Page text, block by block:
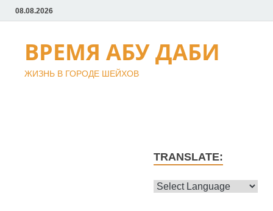
08.08.2026
ВРЕМЯ АБУ ДАБИ
ЖИЗНЬ В ГОРОДЕ ШЕЙХОВ
TRANSLATE: